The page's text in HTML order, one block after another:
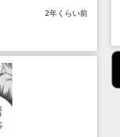
2年くらい前